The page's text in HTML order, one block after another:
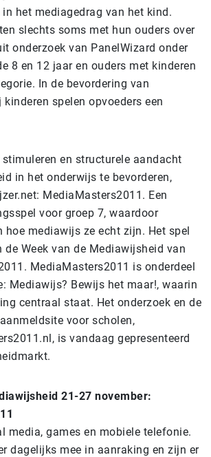
het mediagedrag van het kind.
slechts soms met hun ouders over
onderzoek van PanelWizard onder
8 en 12 jaar en ouders met kinderen
In de bevordering van
spelen opvoeders een
en structurele aandacht
in het onderwijs te bevorderen,
MediaMasters2011. Een
voor groep 7, waardoor
hoe mediawijs ze echt zijn. Het spel
de Week van de Mediawijsheid van
MediaMasters2011 is onderdeel
Mediawijs? Bewijs het maar!, waarin
centraal staat. Het onderzoek en de
voor scholen,
is vandaag gepresenteerd
21-27 november:
media, games en mobiele telefonie.
dagelijks mee in aanraking en zijn er